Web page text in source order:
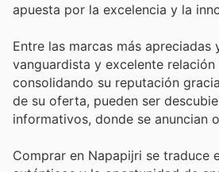
apuesta por la excelencia y la
Entre las marcas más
vanguardista y excelente
consolidando su reputación
de su oferta, pueden ser
informativos, donde se anuncian
Comprar en Napapijri se traduce